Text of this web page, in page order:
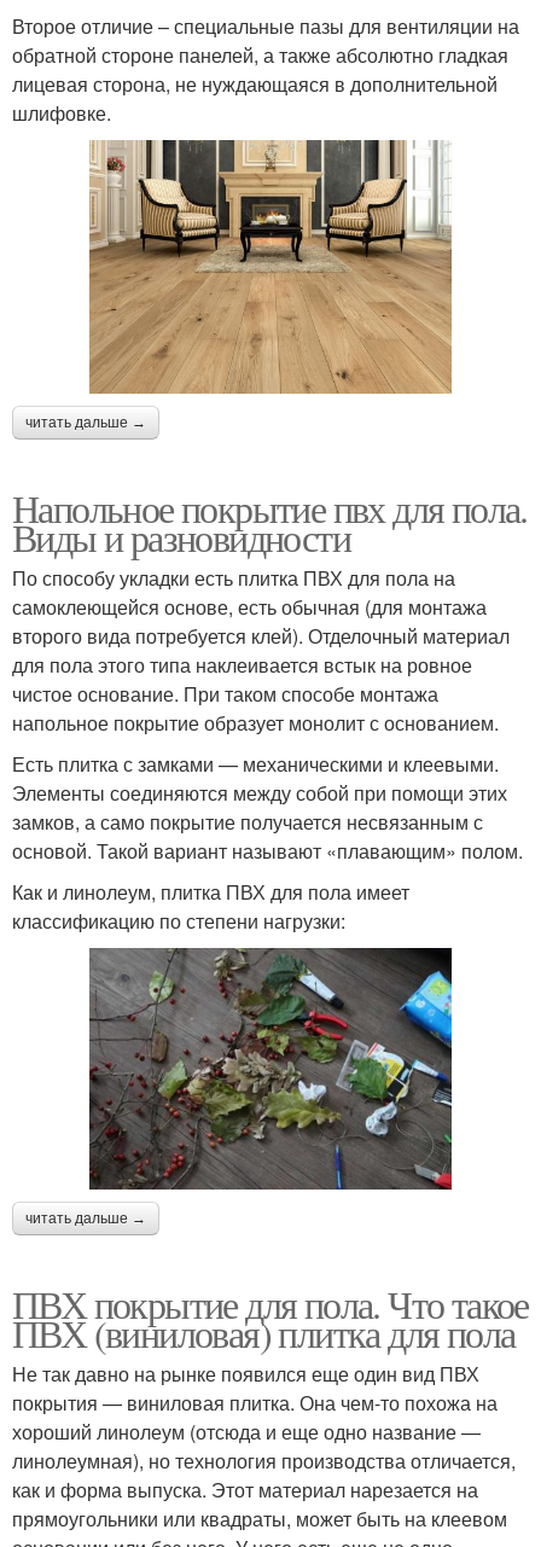
Второе отличие – специальные пазы для вентиляции на
обратной стороне панелей, а также абсолютно гладкая
лицевая сторона, не нуждающаяся в дополнительной
шлифовке.
читать дальше →
Напольное покрытие пвх для пола.
Виды и разновидности
По способу укладки есть плитка ПВХ для пола на
самоклеющейся основе, есть обычная (для монтажа
второго вида потребуется клей). Отделочный материал
для пола этого типа наклеивается встык на ровное
чистое основание. При таком способе монтажа
напольное покрытие образует монолит с основанием.
Есть плитка с замками — механическими и клеевыми.
Элементы соединяются между собой при помощи этих
замков, а само покрытие получается несвязанным с
основой. Такой вариант называют «плавающим» полом.
Как и линолеум, плитка ПВХ для пола имеет
классификацию по степени нагрузки:
читать дальше →
ПВХ покрытие для пола. Что такое
ПВХ (виниловая) плитка для пола
Не так давно на рынке появился еще один вид ПВХ
покрытия — виниловая плитка. Она чем-то похожа на
хороший линолеум (отсюда и еще одно название —
линолеумная), но технология производства отличается,
как и форма выпуска. Этот материал нарезается на
прямоугольники или квадраты, может быть на клеевом